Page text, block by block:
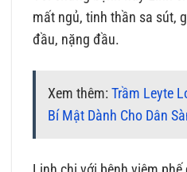
mất ngủ, tinh thần sa sút,
đầu, nặng đầu.
Xem thêm:Trầm Leyte
Bí Mật Dành Cho Dân